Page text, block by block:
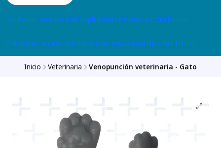
MedicinaAtención PrehospitalariaTérminos y Condiciones
Politica de reembolsoPolítica de privacidadINNHEALTH.CO
Inicio Veterinaria Venopunción veterinaria - Gato